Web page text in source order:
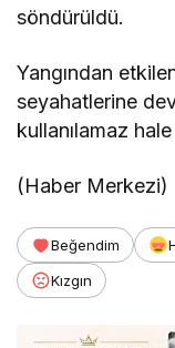
söndürüldü.
Yangından
seyahatlerine
kullanılamaz
(Haber Merkezi)
Beğendim
Kızgın